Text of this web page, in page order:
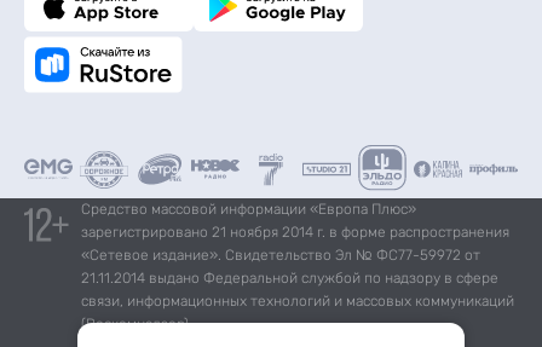
Средство массовой информации «Европа Плюс»
зарегистрировано 21 ноября 2014 г. в форме распространения
«Сетевое издание». Свидетельство Эл № ФС77-59972 от
21.11.2014 выдано Федеральной службой по надзору в сфере
связи, информационных технологий и массовых коммуникаций
(Роскомнадзор).